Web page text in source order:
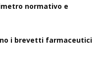
normativo e
i brevetti farmaceutici